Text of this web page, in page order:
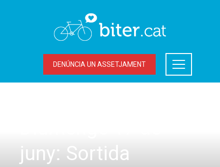
DENÚNCIA UN ASSETJAMENT
juny: Sortida